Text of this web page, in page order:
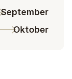
September
Oktober